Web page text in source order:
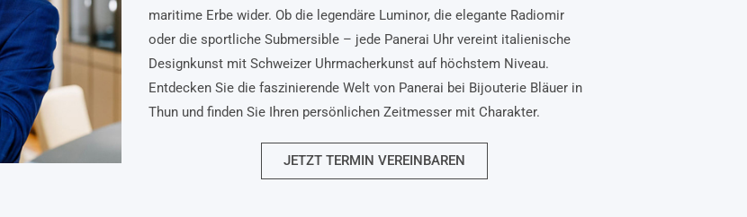
maritime Erbe wider. Ob die legendäre Luminor, die elegante Radiomir
oder die sportliche Submersible – jede Panerai Uhr vereint italienische
Designkunst mit Schweizer Uhrmacherkunst auf höchstem Niveau.
Entdecken Sie die faszinierende Welt von Panerai bei Bijouterie Bläuer in
Thun und finden Sie Ihren persönlichen Zeitmesser mit Charakter.
JETZT TERMIN VEREINBAREN